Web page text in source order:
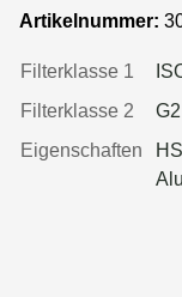
Artikelnummer:
Filterklasse 1
Filterklasse 2
Eigenschaften